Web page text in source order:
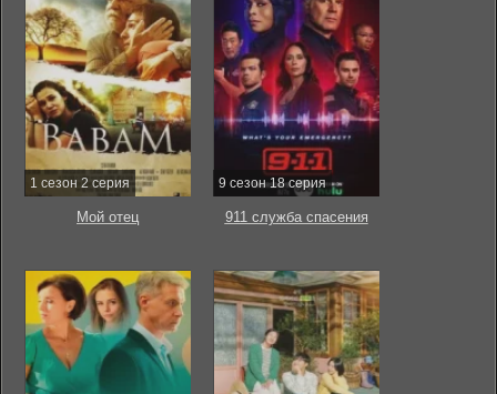
1 сезон 2 серия
Мой отец
9 сезон 18 серия
911 служба спасения